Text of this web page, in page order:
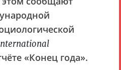
«Конец года».